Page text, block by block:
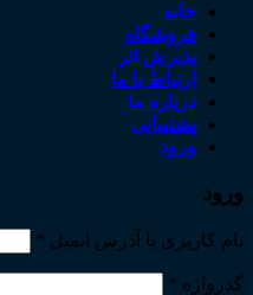
خانه
فروشگاه
پذیرش اثر
ارتباط با ما
درباره ما
پشتیبانی
ورود
ورود
نام کاربری یا آدرس ایمیل *
گذرواژه *